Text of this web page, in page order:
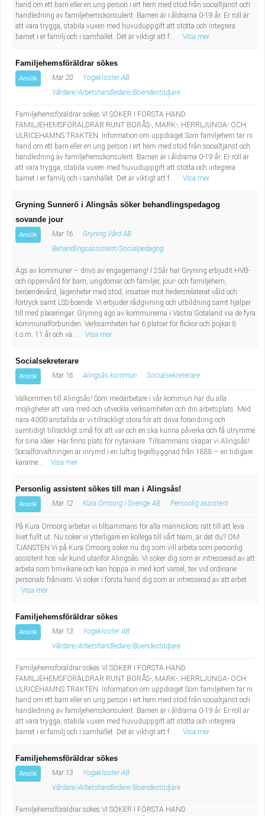
hand om ett barn eller en ung person i ert hem med stöd från socialtjänst och
handledning av familjehemskonsulent. Barnen är i åldrarna 0-19 år. Er roll är
att vara trygga, stabila vuxen med huvuduppgift att stötta och integrera
barnet i er familj och i samhället. Det är viktigt att f...
Visa mer
Familjehemsföräldrar sökes
Ansök Mar 20
Yogakloster AB
Vårdare/Arbetshandledare/Boendestödjare
Familjehemsföräldrar sökes VI SÖKER I FÖRSTA HAND
FAMILJEHEMSFÖRÄLDRAR RUNT BORÅS-, MARK-, HERRLJUNGA- OCH
ULRICEHAMNS TRAKTEN. Information om uppdraget Som familjehem tar ni
hand om ett barn eller en ung person i ert hem med stöd från socialtjänst och
handledning av familjehemskonsulent. Barnen är i åldrarna 0-19 år. Er roll är
att vara trygga, stabila vuxen med huvuduppgift att stötta och integrera
barnet i er familj och i samhället. Det är viktigt att f...
Visa mer
Gryning Sunnerö i Alingsås söker behandlingspedagog
sovande jour
Ansök Mar 16
Gryning Vård AB
Behandlingsassistent/Socialpedagog
Ägs av kommuner – drivs av engagemang! I 25år har Gryning erbjudit HVB-
och öppenvård för barn, ungdomar och familjer, jour- och familjehem,
beroendevård, lägenheter med stöd, insatser mot hedersrelaterat våld och
förtryck samt LSS-boende. Vi erbjuder rådgivning och utbildning samt hjälper
till med placeringar. Gryning ägs av kommunerna i Västra Götaland via de fyra
kommunalförbunden. Verksamheten har 6 platser för flickor och pojkar 8
t.o.m. 11 år och vä...
Visa mer
Socialsekreterare
Ansök Mar 16 Alingsås kommun Socialsekreterare
Välkommen till Alingsås! Som medarbetare i vår kommun har du alla
möjligheter att vara med och utveckla verksamheten och din arbetsplats. Med
nära 4000 anställda är vi tillräckligt stora för att driva förändring och
samtidigt tillräckligt små för att var och en ska kunna påverka och få utrymme
för sina idéer. Här finns plats för nytänkare. Tillsammans skapar vi Alingsås!
Socialförvaltningen är inrymd i en luftig tegelbyggnad från 1888 – en tidigare
karame...
Visa mer
Personlig assistent sökes till man i Alingsås!
Ansök Mar 12 Kura Omsorg i Sverige AB Personlig assistent
På Kura Omsorg arbetar vi tillsammans för alla människors rätt till att leva
livet fullt ut. Nu söker vi ytterligare en kollega till vårt team, är det du? OM
TJÄNSTEN Vi på Kura Omsorg söker nu dig som vill arbeta som personlig
assistent hos vår kund utanför Alingsås. Vi söker dig som är intresserad av att
arbeta som timvikarie och kan hoppa in med kort varsel, tex vid ordinarie
personals frånvaro. Vi söker i första hand dig som är intresserad av att arbet...
Visa mer
Familjehemsföräldrar sökes
Ansök Mar 13
Yogakloster AB
Vårdare/Arbetshandledare/Boendestödjare
Familjehemsföräldrar sökes VI SÖKER I FÖRSTA HAND
FAMILJEHEMSFÖRÄLDRAR RUNT BORÅS-, MARK-, HERRLJUNGA- OCH
ULRICEHAMNS TRAKTEN. Information om uppdraget Som familjehem tar ni
hand om ett barn eller en ung person i ert hem med stöd från socialtjänst och
handledning av familjehemskonsulent. Barnen är i åldrarna 0-19 år. Er roll är
att vara trygga, stabila vuxen med huvuduppgift att stötta och integrera
barnet i er familj och i samhället. Det är viktigt att f...
Visa mer
Familjehemsföräldrar sökes
Ansök Mar 13
Yogakloster AB
Vårdare/Arbetshandledare/Boendestödjare
Familjehemsföräldrar sökes VI SÖKER I FÖRSTA HAND